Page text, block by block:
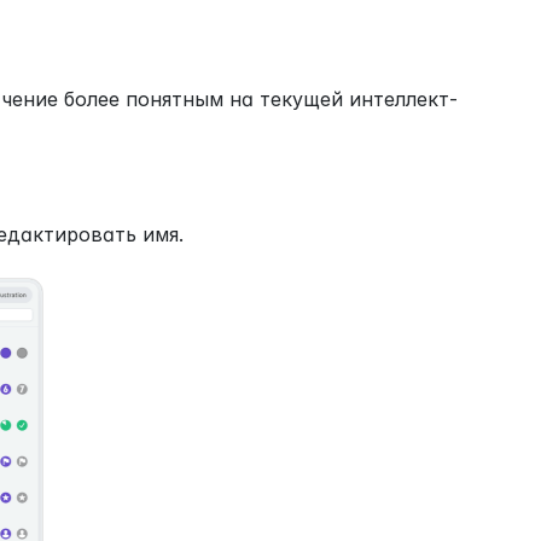
более понятным на текущей интеллект-
имя.